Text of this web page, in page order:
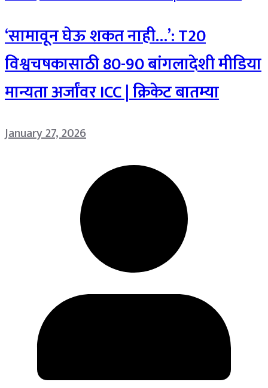
‘सामावून घेऊ शकत नाही…’: T20
विश्वचषकासाठी 80-90 बांगलादेशी मीडिया
मान्यता अर्जांवर ICC | क्रिकेट बातम्या
January 27, 2026